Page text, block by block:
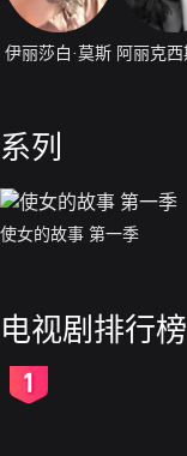
伊丽莎白·莫斯
系列
使女的故事 第一季
电视剧排行榜